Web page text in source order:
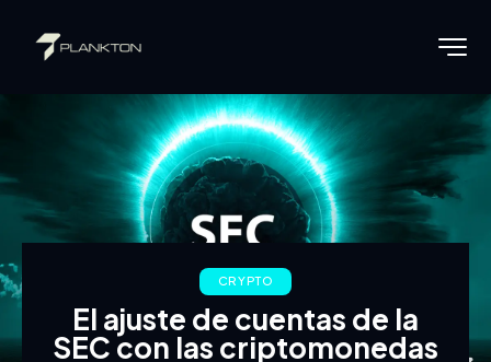
CRYPTO
El ajuste de cuentas de la
SEC con las criptomonedas